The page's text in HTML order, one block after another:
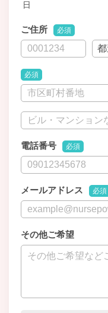
日
ご住所 必須
必須
電話番号 必須
メールアドレス 必須
その他ご希望